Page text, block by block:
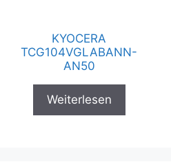
KYOCERA
TCG104VGLABANN-
AN50
Weiterlesen